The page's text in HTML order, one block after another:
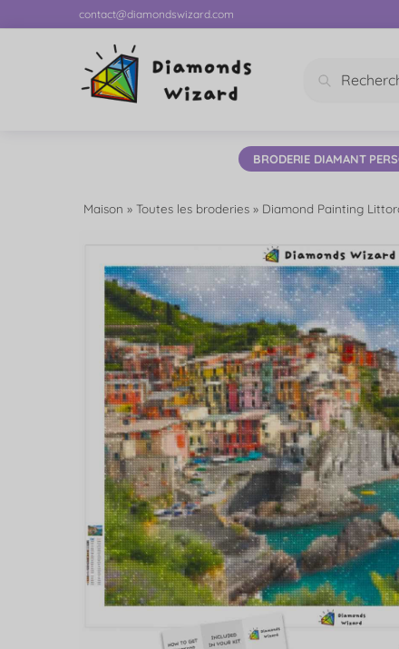
contact@diamondswizard.com
BRODERIE DIAMANT
Maison »Toutes les broderies » Diamond Painting